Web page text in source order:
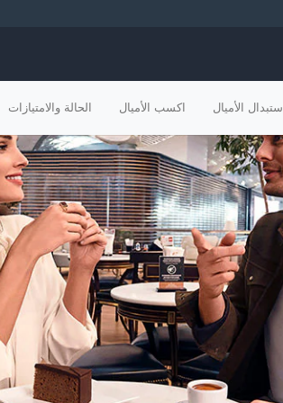
الحالة والامتيازات اكسب الأميال استبدال الأميال